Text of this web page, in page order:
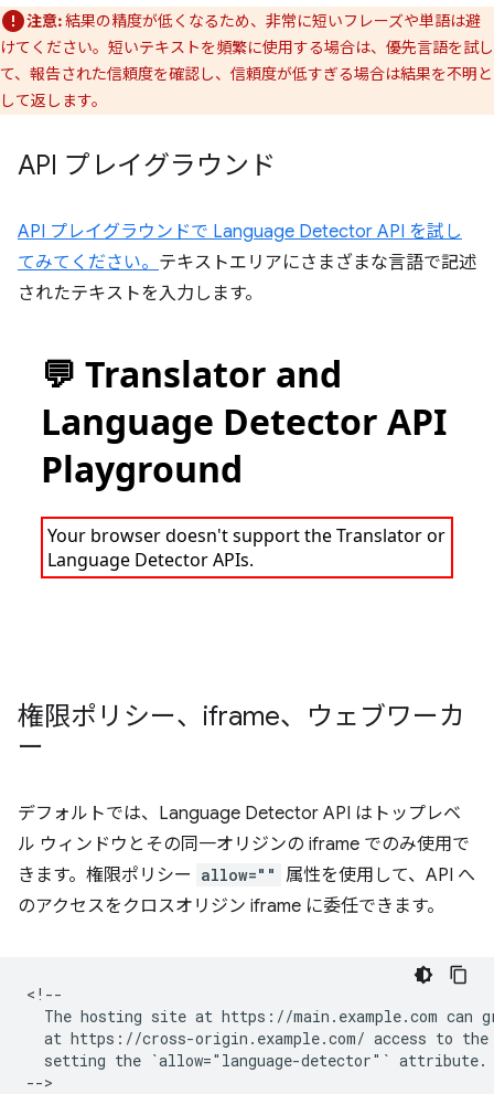
注意:結果の精度が低くなるため、非常に短いフレーズや単語は避
けてください。短いテキストを頻繁に使用する場合は、優先言語を試し
て、報告された信頼度を確認し、信頼度が低すぎる場合は結果を不明と
して返します。
API プレイグラウンド
API プレイグラウンドで Language Detector API を試し
てみてください。 テキストエリアにさまざまな言語で記述
されたテキストを入力します。
権限ポリシー、iframe、ウェブワーカ
ー
デフォルトでは、Language Detector API はトップレベ
ル ウィンドウとその同一オリジンの iframe でのみ使用で
きます。権限ポリシー allow="" 属性を使用して、API へ
のアクセスをクロスオリジン iframe に委任できます。
<!--
The hosting site at https://main.example.com can
at https://cross-origin.example.com/ access to
  setting the `allow="language-detector"` attribute.
-->